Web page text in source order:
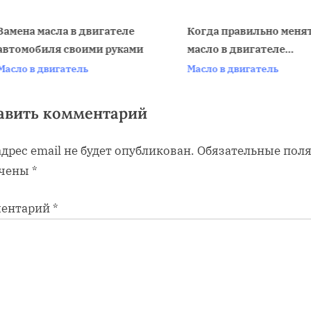
масла в двигателе
своими руками
в двигатель
Когда правильно
масло в двигателе
автомобиля
Масло в двигатель
комментарий
email не будет опубликован. Обязательные поля
*
*